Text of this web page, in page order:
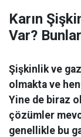
Karın
Var?
Şişkinlik ve
olmakta ve
Yine de biraz
çözümler
genellikle bu